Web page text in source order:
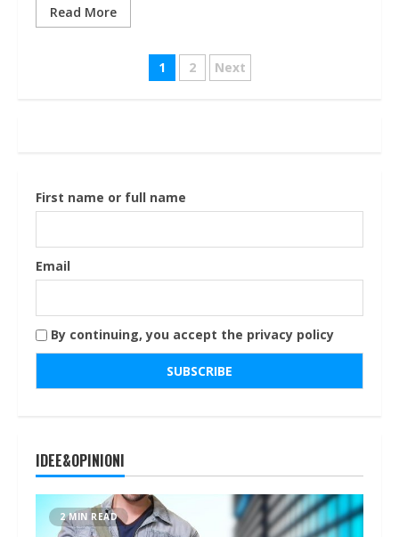
Read More
Navigazione
1 2 Next
First name or full name
Email
By continuing, you accept the privacy policy
IDEE&OPINIONI
2 MIN READ